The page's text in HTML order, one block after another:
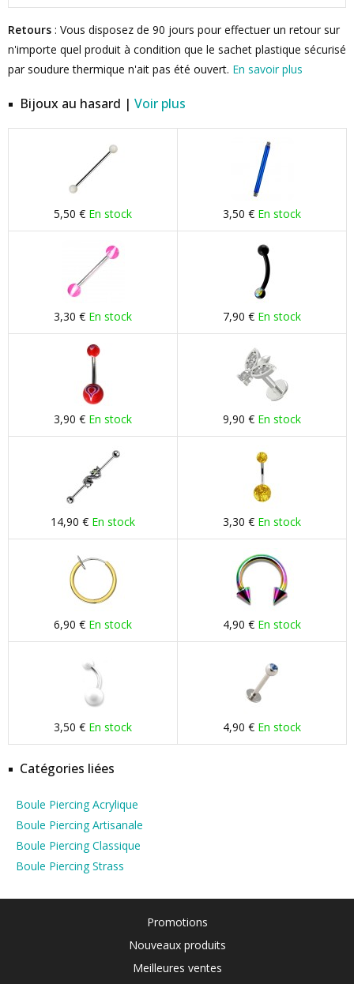
Retours : Vous disposez de 90 jours pour effectuer un retour sur
n'importe quel produit à condition que le sachet plastique sécurisé
par soudure thermique n'ait pas été ouvert. En savoir plus
Bijoux au hasard | Voir plus
5,50 € En stock 3,50 € En stock
3,30 € En stock 7,90 € En stock
3,90 € En stock 9,90 € En stock
14,90 € En stock 3,30 € En stock
6,90 € En stock 4,90 € En stock
3,50 € En stock 4,90 € En stock
Catégories liées
Boule Piercing Acrylique
Boule Piercing Artisanale
Boule Piercing Classique
Boule Piercing Strass
Promotions
Nouveaux produits
Meilleures ventes